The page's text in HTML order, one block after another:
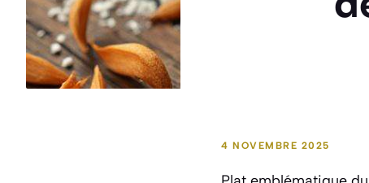
4 NOVEMBRE 2025